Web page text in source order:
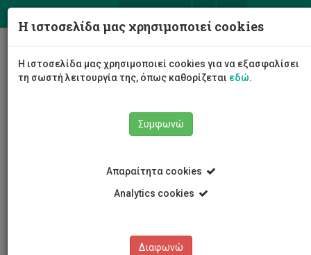
Σχολή Μηχανικής και Τεχνολογίας
Τμήμα Πολιτικών Μηχανικών και Μηχανικών
Κυριάκος Μιχαηλίδης
Κυριάκος Μιχαηλίδης
Η ιστοσελίδα μας χρησιμοποιεί cookies
Η ιστοσελίδα μας χρησιμοποιεί cookies για να εξασφαλίσει
τη σωστή λειτουργία της, όπως καθορίζεται εδώ.
Συμφωνώ
Απαραίτητα cookies
Analytics cookies
Διαφωνώ